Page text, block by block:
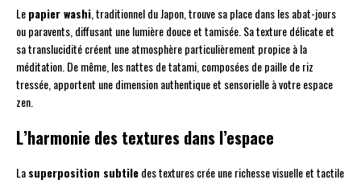
Lepapier washi, traditionnel du Japon, trouve sa place dans les abat-jours
ou paravents, diffusant une lumière douce et tamisée. Sa texture délicate et
sa translucidité créent une atmosphère particulièrement propice à la
méditation. De même, les nattes de tatami, composées de paille de riz
tressée, apportent une dimension authentique et sensorielle à votre espace
zen.
L’harmonie des textures dans l’espace
Lasuperposition subtiledes textures crée une richesse visuelle et tactile